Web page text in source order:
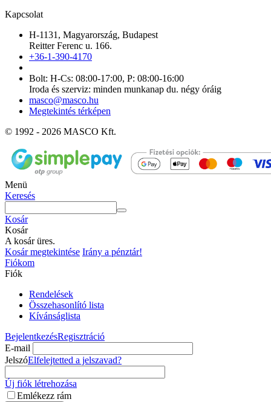
Kapcsolat
H-1131, Magyarország, Budapest
Reitter Ferenc u. 166.
+36-1-390-4170
Bolt: H-Cs: 08:00-17:00, P: 08:00-16:00
Iroda és szerviz: minden munkanap du. négy óráig
masco@masco.hu
Megtekintés térképen
© 1992 - 2026 MASCO Kft.
Menü
Keresés
Kosár
Kosár
A kosár üres.
Kosár megtekintése Irány a pénztár!
Fiókom
Fiók
Rendelések
Összehasonlító lista
Kívánságlista
BejelentkezésRegisztráció
E-mail
JelszóElfelejtetted a jelszavad?
Új fiók létrehozása
Emlékezz rám